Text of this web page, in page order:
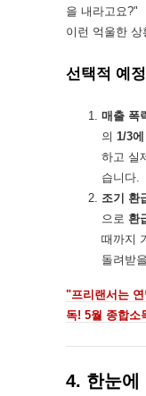
을 내라고요?"
이런 억울한 상
선택적 예
매출 폭
의 1/3
하고 실
습니다.
조기 환
으로 환
때까지
돌려받
"프리랜서는
독! 5월 종합소
4. 한눈에